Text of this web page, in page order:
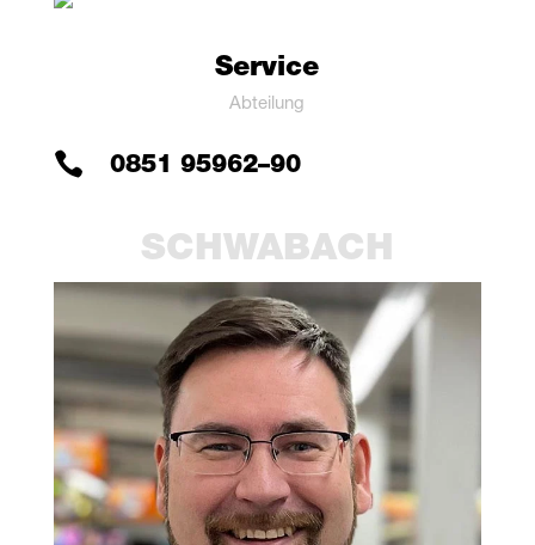
Ser­vice
Abtei­lung
 0851 95962–90
SCHWA­BACH